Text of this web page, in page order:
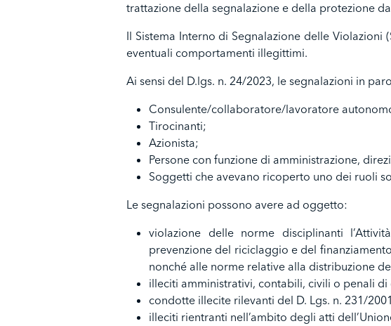
trattazione della segnalazione e della protezione
Il Sistema Interno di Segnalazione delle
eventuali comportamenti illegittimi.
Ai sensi del D.lgs. n. 24/2023, le segnalazioni in
Consulente/collaboratore/lavoratore
Tirocinanti;
Azionista;
Persone con funzione di amministrazione,
Soggetti che avevano ricoperto uno dei ruoli
Le segnalazioni possono avere ad oggetto:
violazione delle norme disciplinanti
prevenzione del riciclaggio e del
nonché alle norme relative alla distribuzione
illeciti amministrativi, contabili, civili o penali di
condotte illecite rilevanti del D. Lgs. n. 231/
illeciti rientranti nell’ambito degli atti